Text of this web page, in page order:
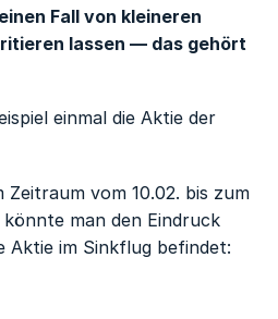
Fall von kleineren
lassen — das gehört
einmal die Aktie der
Zeitraum vom 10.02. bis zum
man den Eindruck
Aktie im Sinkflug befindet: